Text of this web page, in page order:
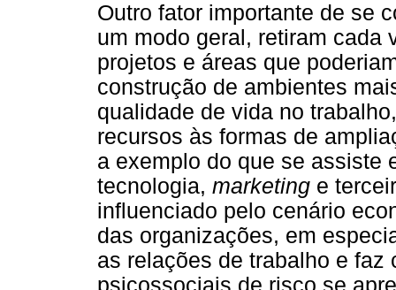
Outro fator importante de se
um modo geral, retiram cada
projetos e áreas que
construção de ambientes
qualidade de vida no
recursos às formas de
a exemplo do que se assiste
tecnologia, marketing e
influenciado pelo cenário
das organizações, em
as relações de trabalho e faz